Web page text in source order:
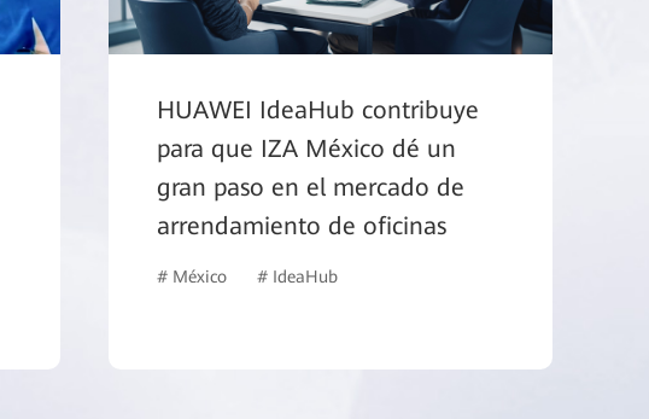
# Campus inteligente
HUAWEI IdeaHub contribuye
para que IZA México dé un
gran paso en el mercado de
arrendamiento de oficinas
# México # IdeaHub